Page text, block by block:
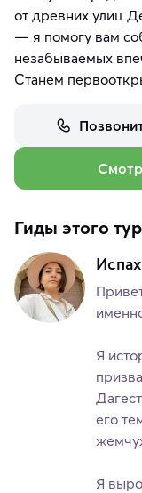
от древних улиц
— я помогу вам
незабываемых
Станем
Гиды этого
Я
его
Я